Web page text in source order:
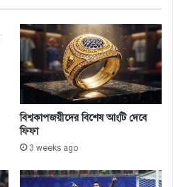
বিশ্বকাপজয়ীদের বিশেষ আংটি দেবে
ফিফা
3 weeks ago